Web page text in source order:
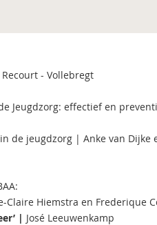
- Vollebregt
Jeugdzorg: effectief en
de jeugdzorg | Anke van Dijke
Hiemstra en Frederique
| José Leeuwenkamp